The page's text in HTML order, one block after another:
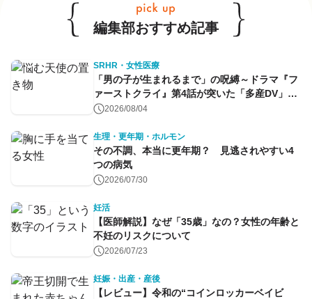
編集部おすすめ記事
SRHR・女性医療
「男の子が生まれるまで」の呪縛～ドラマ『フ
ァーストクライ』第4話が突いた「多産DV」と
命のコントロール～
2026/08/04
生理・更年期・ホルモン
その不調、本当に更年期？ 見逃されやすい4
つの病気
2026/07/30
妊活
【医師解説】なぜ「35歳」なの？女性の年齢と
不妊のリスクについて
2026/07/23
妊娠・出産・産後
【レビュー】令和の“コインロッカーベイビ